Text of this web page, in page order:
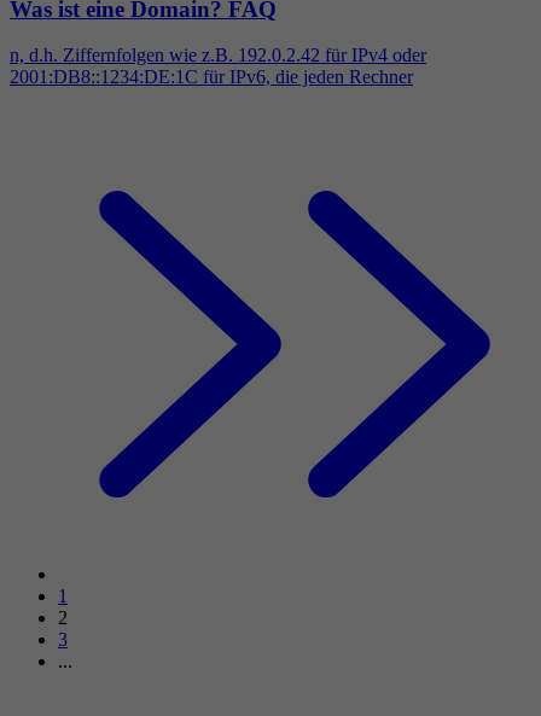
Was ist eine Domain? FAQ
n, d.h. Ziffernfolgen wie z.B. 192.0.2.42 für IPv4 oder
2001:DB8::1234:DE:1C für IPv6, die jeden Rechner
1
2
3
...